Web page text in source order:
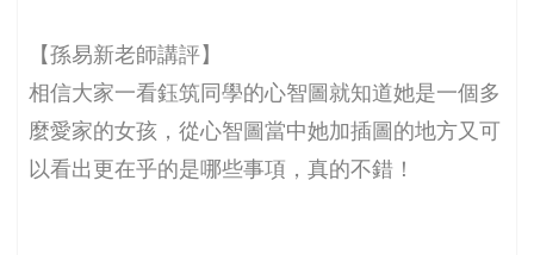
【孫易新老師講評】
相信大家一看鈺筑同學的心智圖就知道她是一個多
麼愛家的女孩，從心智圖當中她加插圖的地方又可
以看出更在乎的是哪些事項，真的不錯！